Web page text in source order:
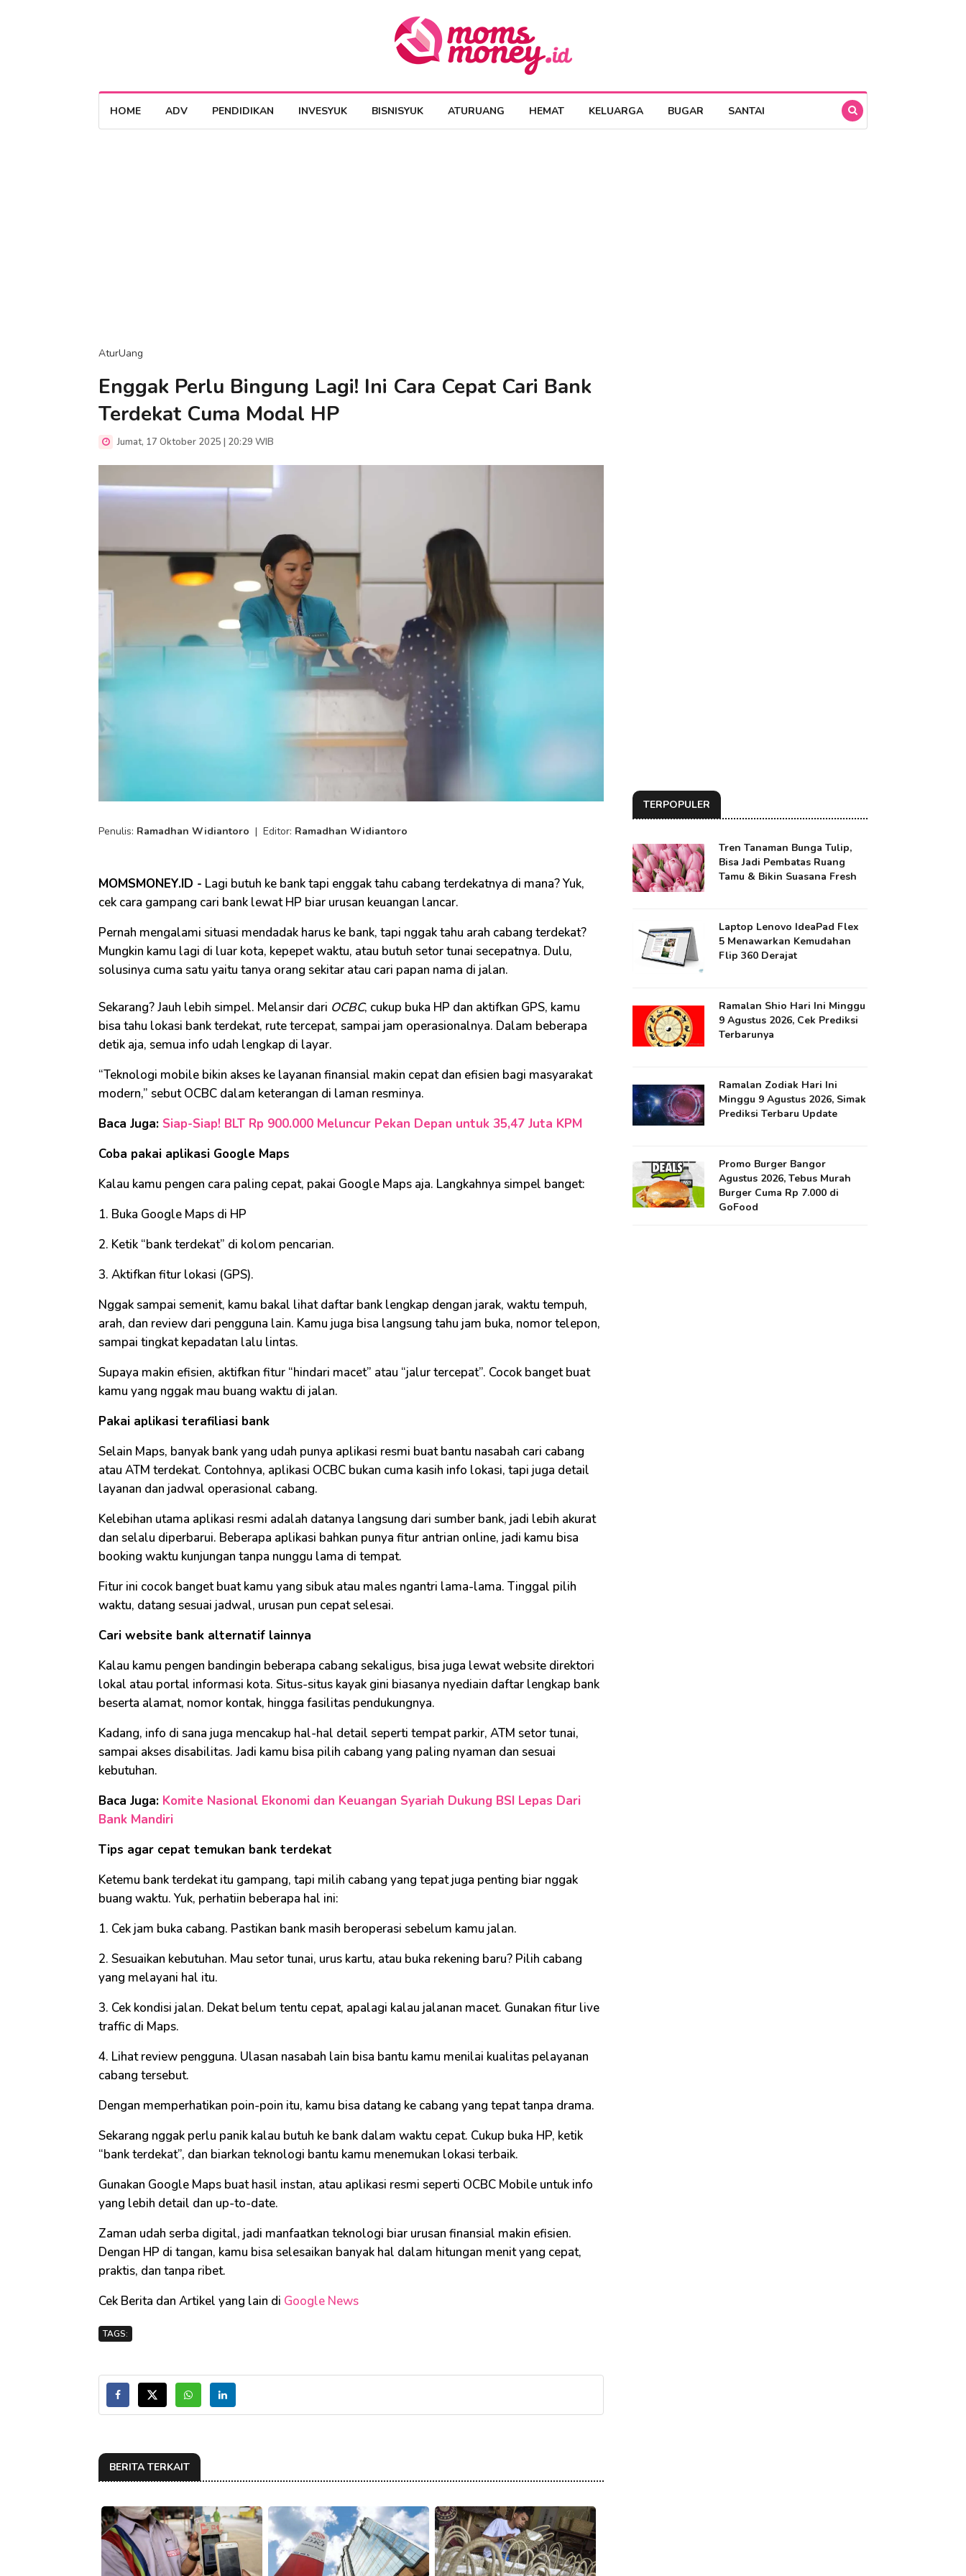
HOME ADV PENDIDIKAN INVESYUK BISNISYUK ATURUANG HEMAT KELUARGA BUGAR SANTAI
AturUang
Enggak Perlu Bingung Lagi! Ini Cara Cepat Cari Bank
Terdekat Cuma Modal HP
Jumat, 17 Oktober 2025 | 20:29 WIB
Penulis: Ramadhan Widiantoro | Editor: Ramadhan Widiantoro
MOMSMONEY.ID - Lagi butuh ke bank tapi enggak tahu cabang terdekatnya di mana? Yuk,
cek cara gampang cari bank lewat HP biar urusan keuangan lancar.
Pernah mengalami situasi mendadak harus ke bank, tapi nggak tahu arah cabang terdekat?
Mungkin kamu lagi di luar kota, kepepet waktu, atau butuh setor tunai secepatnya. Dulu,
solusinya cuma satu yaitu tanya orang sekitar atau cari papan nama di jalan.
Sekarang? Jauh lebih simpel. Melansir dari OCBC, cukup buka HP dan aktifkan GPS, kamu
bisa tahu lokasi bank terdekat, rute tercepat, sampai jam operasionalnya. Dalam beberapa
detik aja, semua info udah lengkap di layar.
“Teknologi mobile bikin akses ke layanan finansial makin cepat dan efisien bagi masyarakat
modern,” sebut OCBC dalam keterangan di laman resminya.
Baca Juga: Siap-Siap! BLT Rp 900.000 Meluncur Pekan Depan untuk 35,47 Juta KPM
Coba pakai aplikasi Google Maps
Kalau kamu pengen cara paling cepat, pakai Google Maps aja. Langkahnya simpel banget:
1. Buka Google Maps di HP
2. Ketik “bank terdekat” di kolom pencarian.
3. Aktifkan fitur lokasi (GPS).
Nggak sampai semenit, kamu bakal lihat daftar bank lengkap dengan jarak, waktu tempuh,
arah, dan review dari pengguna lain. Kamu juga bisa langsung tahu jam buka, nomor telepon,
sampai tingkat kepadatan lalu lintas.
Supaya makin efisien, aktifkan fitur “hindari macet” atau “jalur tercepat”. Cocok banget buat
kamu yang nggak mau buang waktu di jalan.
Pakai aplikasi terafiliasi bank
Selain Maps, banyak bank yang udah punya aplikasi resmi buat bantu nasabah cari cabang
atau ATM terdekat. Contohnya, aplikasi OCBC bukan cuma kasih info lokasi, tapi juga detail
layanan dan jadwal operasional cabang.
Kelebihan utama aplikasi resmi adalah datanya langsung dari sumber bank, jadi lebih akurat
dan selalu diperbarui. Beberapa aplikasi bahkan punya fitur antrian online, jadi kamu bisa
booking waktu kunjungan tanpa nunggu lama di tempat.
Fitur ini cocok banget buat kamu yang sibuk atau males ngantri lama-lama. Tinggal pilih
waktu, datang sesuai jadwal, urusan pun cepat selesai.
Cari website bank alternatif lainnya
Kalau kamu pengen bandingin beberapa cabang sekaligus, bisa juga lewat website direktori
lokal atau portal informasi kota. Situs-situs kayak gini biasanya nyediain daftar lengkap bank
beserta alamat, nomor kontak, hingga fasilitas pendukungnya.
Kadang, info di sana juga mencakup hal-hal detail seperti tempat parkir, ATM setor tunai,
sampai akses disabilitas. Jadi kamu bisa pilih cabang yang paling nyaman dan sesuai
kebutuhan.
Baca Juga: Komite Nasional Ekonomi dan Keuangan Syariah Dukung BSI Lepas Dari
Bank Mandiri
Tips agar cepat temukan bank terdekat
Ketemu bank terdekat itu gampang, tapi milih cabang yang tepat juga penting biar nggak
buang waktu. Yuk, perhatiin beberapa hal ini:
1. Cek jam buka cabang. Pastikan bank masih beroperasi sebelum kamu jalan.
2. Sesuaikan kebutuhan. Mau setor tunai, urus kartu, atau buka rekening baru? Pilih cabang
yang melayani hal itu.
3. Cek kondisi jalan. Dekat belum tentu cepat, apalagi kalau jalanan macet. Gunakan fitur live
traffic di Maps.
4. Lihat review pengguna. Ulasan nasabah lain bisa bantu kamu menilai kualitas pelayanan
cabang tersebut.
Dengan memperhatikan poin-poin itu, kamu bisa datang ke cabang yang tepat tanpa drama.
Sekarang nggak perlu panik kalau butuh ke bank dalam waktu cepat. Cukup buka HP, ketik
“bank terdekat”, dan biarkan teknologi bantu kamu menemukan lokasi terbaik.
Gunakan Google Maps buat hasil instan, atau aplikasi resmi seperti OCBC Mobile untuk info
yang lebih detail dan up-to-date.
Zaman udah serba digital, jadi manfaatkan teknologi biar urusan finansial makin efisien.
Dengan HP di tangan, kamu bisa selesaikan banyak hal dalam hitungan menit yang cepat,
praktis, dan tanpa ribet.
Cek Berita dan Artikel yang lain di Google News
TAGS:
BERITA TERKAIT
TERPOPULER
Tren Tanaman Bunga Tulip,
Bisa Jadi Pembatas Ruang
Tamu & Bikin Suasana Fresh
Laptop Lenovo IdeaPad Flex
5 Menawarkan Kemudahan
Flip 360 Derajat
Ramalan Shio Hari Ini Minggu
9 Agustus 2026, Cek Prediksi
Terbarunya
Ramalan Zodiak Hari Ini
Minggu 9 Agustus 2026, Simak
Prediksi Terbaru Update
Promo Burger Bangor
Agustus 2026, Tebus Murah
Burger Cuma Rp 7.000 di
GoFood